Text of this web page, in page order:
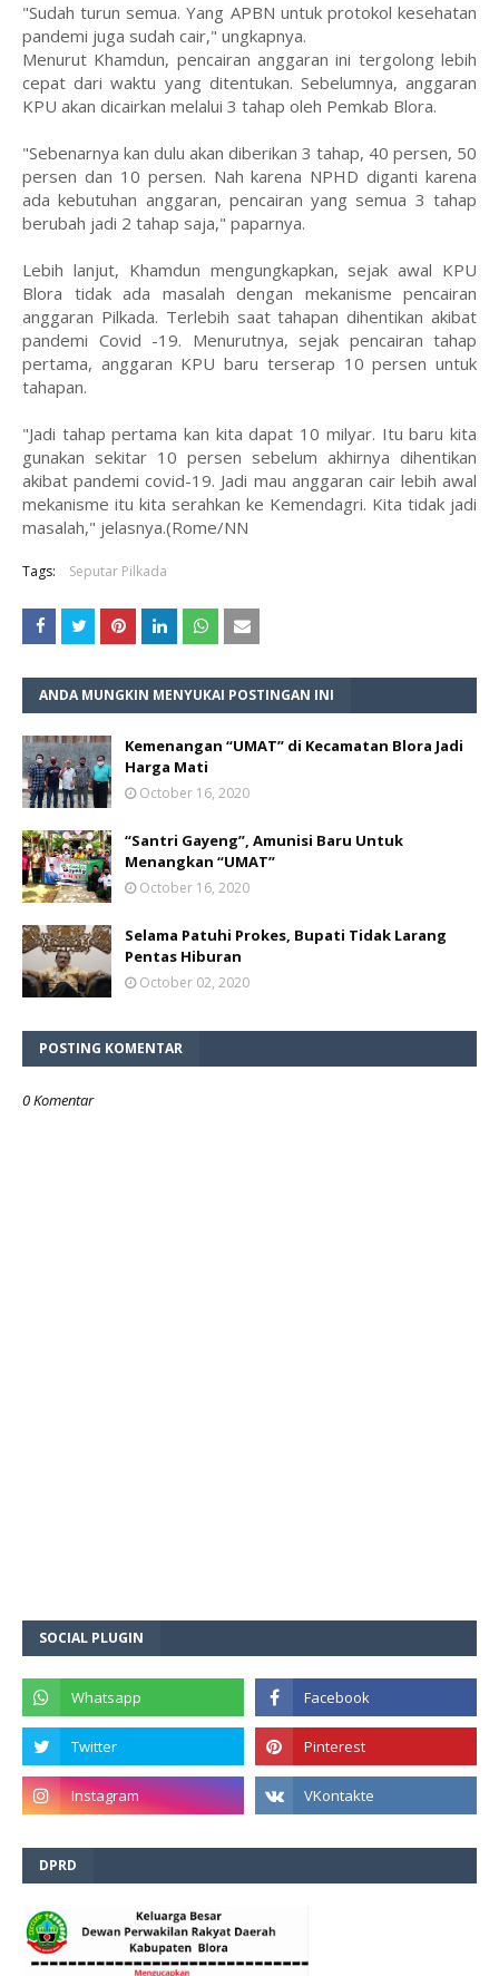
"Sudah turun semua. Yang APBN untuk protokol kesehatan
pandemi juga sudah cair," ungkapnya.
Menurut Khamdun, pencairan anggaran ini tergolong lebih
cepat dari waktu yang ditentukan. Sebelumnya, anggaran
KPU akan dicairkan melalui 3 tahap oleh Pemkab Blora.
"Sebenarnya kan dulu akan diberikan 3 tahap, 40 persen, 50
persen dan 10 persen. Nah karena NPHD diganti karena
ada kebutuhan anggaran, pencairan yang semua 3 tahap
berubah jadi 2 tahap saja," paparnya.
Lebih lanjut, Khamdun mengungkapkan, sejak awal KPU
Blora tidak ada masalah dengan mekanisme pencairan
anggaran Pilkada. Terlebih saat tahapan dihentikan akibat
pandemi Covid -19. Menurutnya, sejak pencairan tahap
pertama, anggaran KPU baru terserap 10 persen untuk
tahapan.
"Jadi tahap pertama kan kita dapat 10 milyar. Itu baru kita
gunakan sekitar 10 persen sebelum akhirnya dihentikan
akibat pandemi covid-19. Jadi mau anggaran cair lebih awal
mekanisme itu kita serahkan ke Kemendagri. Kita tidak jadi
masalah," jelasnya.(Rome/NN
Tags: Seputar Pilkada
ANDA MUNGKIN MENYUKAI POSTINGAN INI
Kemenangan “UMAT” di Kecamatan Blora Jadi
Harga Mati
October 16, 2020
“Santri Gayeng”, Amunisi Baru Untuk
Menangkan “UMAT”
October 16, 2020
Selama Patuhi Prokes, Bupati Tidak Larang
Pentas Hiburan
October 02, 2020
POSTING KOMENTAR
0 Komentar
SOCIAL PLUGIN
DPRD